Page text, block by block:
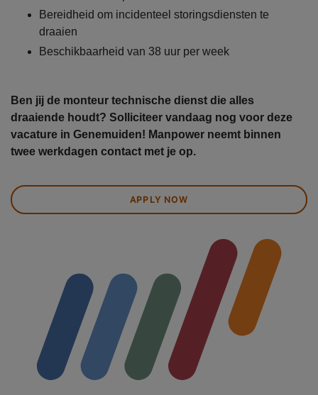
Bereidheid om incidenteel storingsdiensten te
draaien
Beschikbaarheid van 38 uur per week
Ben jij de monteur technische dienst die alles
draaiende houdt? Solliciteer vandaag nog voor deze
vacature in Genemuiden! Manpower neemt binnen
twee werkdagen contact met je op.
APPLY NOW